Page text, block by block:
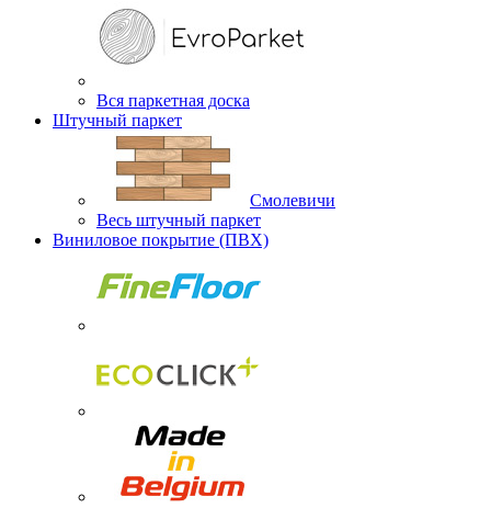
Вся паркетная доска
Штучный паркет
Смолевичи
Весь штучный паркет
Виниловое покрытие (ПВХ)